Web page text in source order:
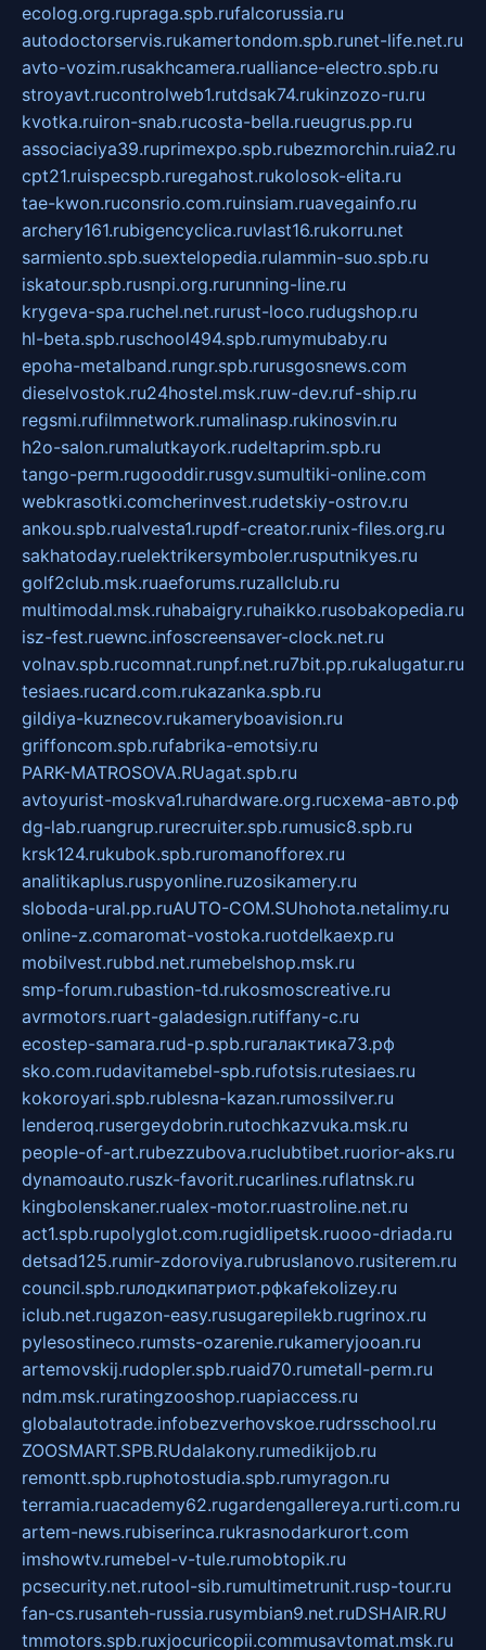
ecolog.org.rupraga.spb.rufalcorussia.ru
autodoctorservis.rukamertondom.spb.runet-life.net.ru
avto-vozim.rusakhcamera.rualliance-electro.spb.ru
stroyavt.rucontrolweb1.rutdsak74.rukinzozo-ru.ru
kvotka.ruiron-snab.rucosta-bella.rueugrus.pp.ru
associaciya39.ruprimexpo.spb.rubezmorchin.ruia2.ru
cpt21.ruispecspb.ruregahost.rukolosok-elita.ru
tae-kwon.ruconsrio.com.ruinsiam.ruavegainfo.ru
archery161.rubigencyclica.ruvlast16.rukorru.net
sarmiento.spb.suextelopedia.rulammin-suo.spb.ru
iskatour.spb.rusnpi.org.rurunning-line.ru
krygeva-spa.ruchel.net.rurust-loco.rudugshop.ru
hl-beta.spb.ruschool494.spb.rumymubaby.ru
epoha-metalband.rungr.spb.rurusgosnews.com
dieselvostok.ru24hostel.msk.ruw-dev.ruf-ship.ru
regsmi.rufilmnetwork.rumalinasp.rukinosvin.ru
h2o-salon.rumalutkayork.rudeltaprim.spb.ru
tango-perm.rugooddir.rusgv.sumultiki-online.com
webkrasotki.comcherinvest.rudetskiy-ostrov.ru
ankou.spb.rualvesta1.rupdf-creator.runix-files.org.ru
sakhatoday.ruelektrikersymboler.rusputnikyes.ru
golf2club.msk.ruaeforums.ruzallclub.ru
multimodal.msk.ruhabaigry.ruhaikko.rusobakopedia.ru
isz-fest.ruewnc.infoscreensaver-clock.net.ru
volnav.spb.rucomnat.runpf.net.ru7bit.pp.rukalugatur.ru
tesiaes.rucard.com.rukazanka.spb.ru
gildiya-kuznecov.rukameryboavision.ru
griffoncom.spb.rufabrika-emotsiy.ru
PARK-MATROSOVA.RUagat.spb.ru
avtoyurist-moskva1.ruhardware.org.ruсхема-авто.рф
dg-lab.ruangrup.rurecruiter.spb.rumusic8.spb.ru
krsk124.rukubok.spb.ruromanofforex.ru
analitikaplus.ruspyonline.ruzosikamery.ru
sloboda-ural.pp.ruAUTO-COM.SUhohota.netalimy.ru
online-z.comaromat-vostoka.ruotdelkaexp.ru
mobilvest.rubbd.net.rumebelshop.msk.ru
smp-forum.rubastion-td.rukosmoscreative.ru
avrmotors.ruart-galadesign.rutiffany-c.ru
ecostep-samara.rud-p.spb.ruгалактика73.рф
sko.com.rudavitamebel-spb.rufotsis.rutesiaes.ru
kokoroyari.spb.rublesna-kazan.rumossilver.ru
lenderoq.rusergeydobrin.rutochkazvuka.msk.ru
people-of-art.rubezzubova.ruclubtibet.ruorior-aks.ru
dynamoauto.ruszk-favorit.rucarlines.ruflatnsk.ru
kingbolenskaner.rualex-motor.ruastroline.net.ru
act1.spb.rupolyglot.com.rugidlipetsk.ruooo-driada.ru
detsad125.rumir-zdoroviya.rubruslanovo.rusiterem.ru
council.spb.ruлодкипатриот.рфkafekolizey.ru
iclub.net.rugazon-easy.rusugarepilekb.rugrinox.ru
pylesostineco.rumsts-ozarenie.rukameryjooan.ru
artemovskij.rudopler.spb.ruaid70.rumetall-perm.ru
ndm.msk.ruratingzooshop.ruapiaccess.ru
globalautotrade.infobezverhovskoe.rudrsschool.ru
ZOOSMART.SPB.RUdalakony.rumedikijob.ru
remontt.spb.ruphotostudia.spb.rumyragon.ru
terramia.ruacademy62.rugardengallereya.rurti.com.ru
artem-news.rubiserinca.rukrasnodarkurort.com
imshowtv.rumebel-v-tule.rumobtopik.ru
pcsecurity.net.rutool-sib.rumultimetrunit.rusp-tour.ru
fan-cs.rusanteh-russia.rusymbian9.net.ruDSHAIR.RU
tmmotors.spb.ruxjocuricopii.commusavtomat.msk.ru